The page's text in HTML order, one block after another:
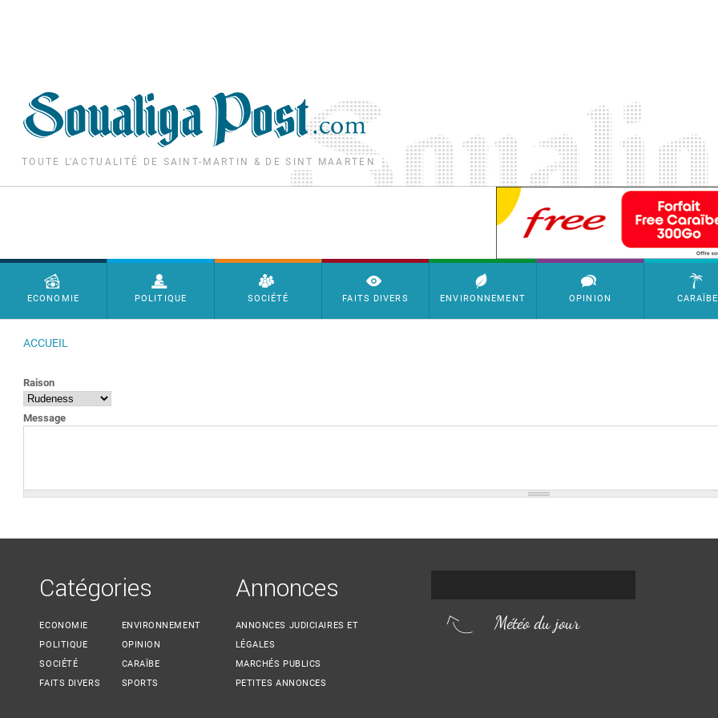
TOUTE L'ACTUALITÉ DE SAINT-MARTIN & DE SINT MAARTEN
SimpleAds Block Bannière
Menu principal
ECONOMIE POLITIQUE SOCIÉTÉ FAITS DIVERS ENVIRONNEMENT OPINION CARAÏBE
ACCUEIL
Raison
Message
Catégories
ECONOMIE
POLITIQUE
SOCIÉTÉ
FAITS DIVERS
ENVIRONNEMENT
OPINION
CARAÏBE
SPORTS
Annonces
ANNONCES JUDICIAIRES ET
LÉGALES
MARCHÉS PUBLICS
PETITES ANNONCES
Météo du jour